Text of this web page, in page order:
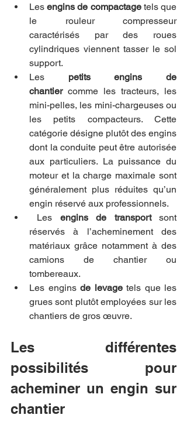
Les engins de compactage tels que
le rouleur compresseur
caractérisés par des roues
cylindriques viennent tasser le sol
support.
Les petits engins de
chantier comme les tracteurs, les
mini-pelles, les mini-chargeuses ou
les petits compacteurs. Cette
catégorie désigne plutôt des engins
dont la conduite peut être autorisée
aux particuliers. La puissance du
moteur et la charge maximale sont
généralement plus réduites qu’un
engin réservé aux professionnels.
Les engins de transport sont
réservés à l’acheminement des
matériaux grâce notamment à des
camions de chantier ou
tombereaux.
Les engins de levage tels que les
grues sont plutôt employées sur les
chantiers de gros œuvre.
Les différentes
possibilités pour
acheminer un engin sur
chantier